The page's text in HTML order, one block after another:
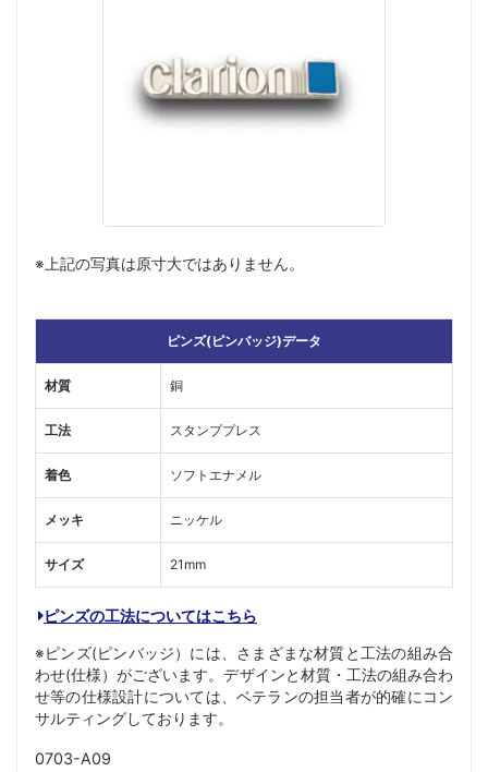
※上記の写真は原寸大ではありません。
ピンズ(ピンバッジ)データ
材質 銅
工法 スタンププレス
着色 ソフトエナメル
メッキ ニッケル
サイズ 21mm
ピンズの工法についてはこちら
※ピンズ(ピンバッジ）には、さまざまな材質と工法の組み合
わせ(仕様）がございます。デザインと材質・工法の組み合わ
せ等の仕様設計については、ベテランの担当者が的確にコン
サルティングしております。
0703-A09